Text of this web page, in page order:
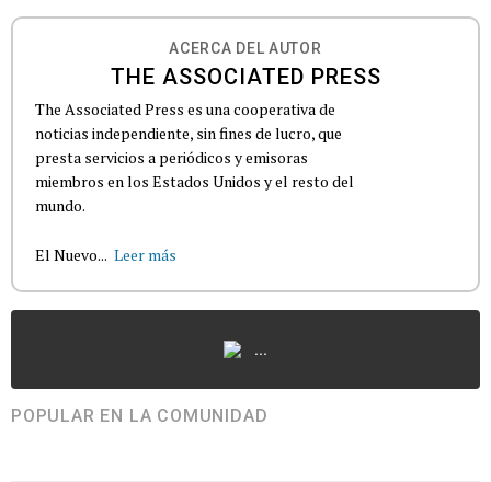
ACERCA DEL AUTOR
THE ASSOCIATED PRESS
The Associated Press es una cooperativa de
noticias independiente, sin fines de lucro, que
presta servicios a periódicos y emisoras
miembros en los Estados Unidos y el resto del
mundo.
El Nuevo... Leer más
...
POPULAR EN LA COMUNIDAD